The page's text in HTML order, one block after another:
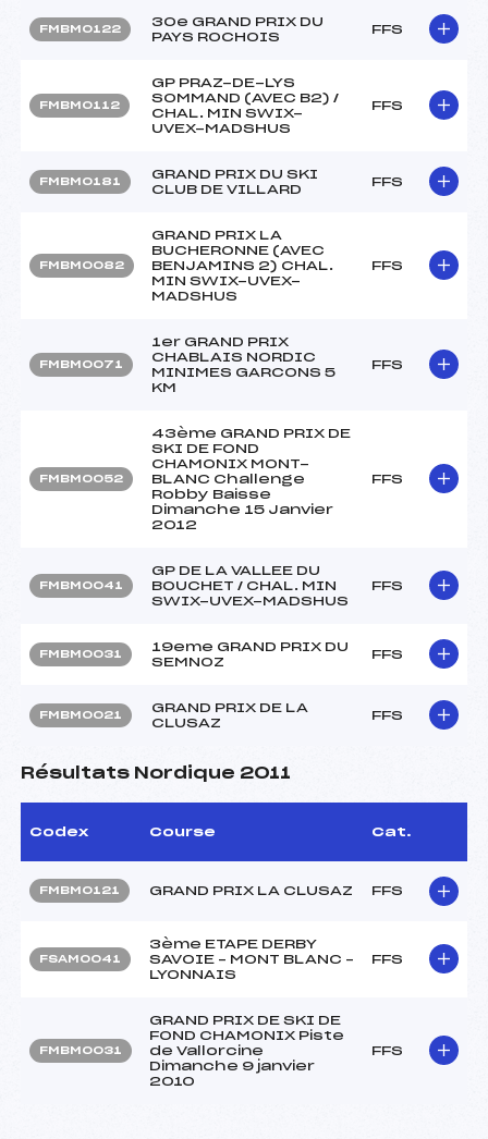
FMBM0122
30e GRAND PRIX DU
PAYS ROCHOIS
FFS
FMBM0112
GP PRAZ-DE-LYS
SOMMAND (AVEC B2) /
CHAL. MIN SWIX-
UVEX-MADSHUS
FFS
FMBM0181
GRAND PRIX DU SKI
CLUB DE VILLARD
FFS
FMBM0082
GRAND PRIX LA
BUCHERONNE (AVEC
BENJAMINS 2) CHAL.
MIN SWIX-UVEX-
MADSHUS
FFS
FMBM0071
1er GRAND PRIX
CHABLAIS NORDIC
MINIMES GARCONS 5
KM
FFS
FMBM0052
43ème GRAND PRIX DE
SKI DE FOND
CHAMONIX MONT-
BLANC Challenge
Robby Baisse
Dimanche 15 Janvier
2012
FFS
FMBM0041
GP DE LA VALLEE DU
BOUCHET / CHAL. MIN
SWIX-UVEX-MADSHUS
FFS
FMBM0031
19eme GRAND PRIX DU
SEMNOZ
FFS
FMBM0021
GRAND PRIX DE LA
CLUSAZ
FFS
Résultats Nordique 2011
Codex Course Cat.
FMBM0121 GRAND PRIX LA CLUSAZ FFS
FSAM0041
3ème ETAPE DERBY
SAVOIE – MONT BLANC –
LYONNAIS
FFS
FMBM0031
GRAND PRIX DE SKI DE
FOND CHAMONIX Piste
de Vallorcine
Dimanche 9 janvier
2010
FFS